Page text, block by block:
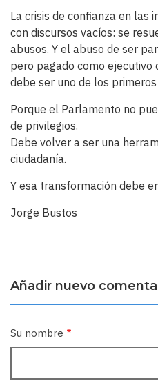
La crisis de confianza en las
con discursos vacíos: se
abusos. Y el abuso de ser
pero pagado como ejecutivo
debe ser uno de los
Porque el Parlamento no
de privilegios.
Debe volver a ser una
ciudadanía.
Y esa transformación debe
Jorge Bustos
Añadir nuevo
Su nombre